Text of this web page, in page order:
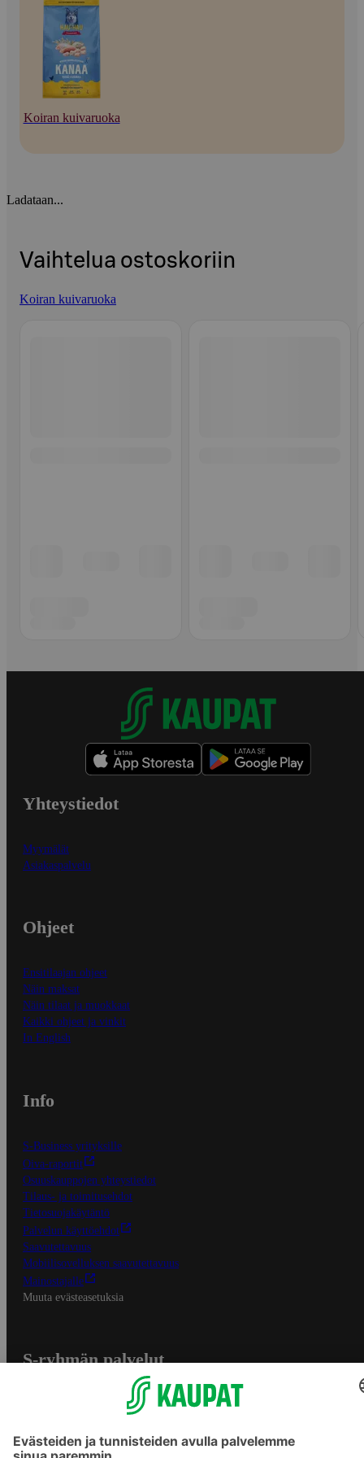
Koiran kuivaruoka
Ladataan...
Vaihtelua ostoskoriin
Koiran kuivaruoka
Yhteystiedot
Myymälät
Asiakaspalvelu
Ohjeet
Ensitilaajan ohjeet
Näin maksat
Näin tilaat ja muokkaat
Kaikki ohjeet ja vinkit
In English
Info
S-Business yrityksille
Oiva-raportit
Osuuskauppojen yhteystiedot
Tilaus- ja toimitusehdot
Tietosuojakäytäntö
Palvelun käyttöehdot
Saavutettavuus
Mobiilisovelluksen saavutettavuus
Mainostajalle
Muuta evästeasetuksia
S-ryhmän palvelut
Yhteishyvä Ruoka -sovellus